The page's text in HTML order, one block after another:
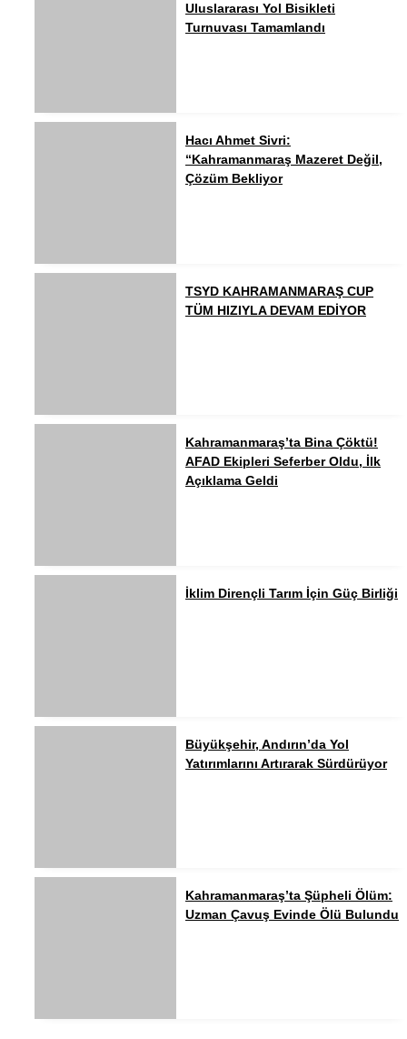
Uluslararası Yol Bisikleti
Turnuvası Tamamlandı
Hacı Ahmet Sivri:
“Kahramanmaraş Mazeret Değil,
Çözüm Bekliyor
TSYD KAHRAMANMARAŞ CUP
TÜM HIZIYLA DEVAM EDİYOR
Kahramanmaraş’ta Bina Çöktü!
AFAD Ekipleri Seferber Oldu, İlk
Açıklama Geldi
İklim Dirençli Tarım İçin Güç Birliği
Büyükşehir, Andırın’da Yol
Yatırımlarını Artırarak Sürdürüyor
Kahramanmaraş’ta Şüpheli Ölüm:
Uzman Çavuş Evinde Ölü Bulundu